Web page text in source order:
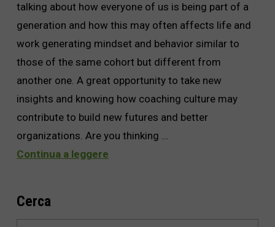
talking about how everyone of us is being part of a
generation and how this may often affects life and
work generating mindset and behavior similar to
those of the same cohort but different from
another one. A great opportunity to take new
insights and knowing how coaching culture may
contribute to build new futures and better
organizations. Are you thinking …
Continua a leggere
Cerca